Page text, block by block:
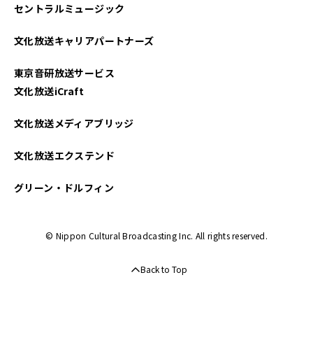
セントラルミュージック
文化放送キャリアパートナーズ
東京音研放送サービス
文化放送iCraft
文化放送メディアブリッジ
文化放送エクステンド
グリーン・ドルフィン
© Nippon Cultural Broadcasting Inc. All rights reserved.
Back to Top